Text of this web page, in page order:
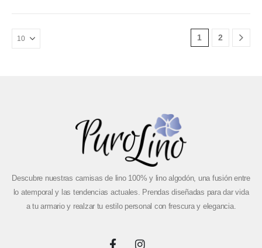
1 2
Descubre nuestras camisas de lino 100% y lino algodón, una fusión entre
lo atemporal y las tendencias actuales. Prendas diseñadas para dar vida
a tu armario y realzar tu estilo personal con frescura y elegancia.